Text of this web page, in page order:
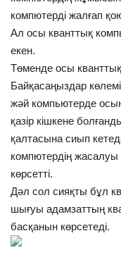
Жалпы ғылым
Ғарыш
Тіл
Қазақ тілі
компютерді жалғап
Ал осы кванттық
екен.
Төменде осы кванттық
Байқасаңыздар
жәй компьютерде
қазір кішкене
қалтасына сиып
компютердің жасалуы
көрсетті.
Дәл сол сияқты бұл
шығуы адамзаттың
басқанын көрсетеді.